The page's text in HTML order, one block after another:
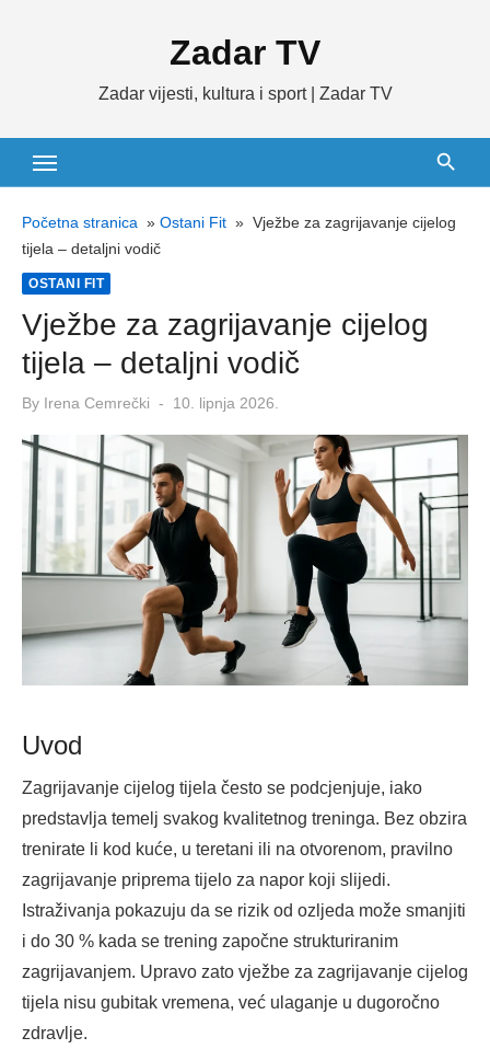
Zadar TV
Zadar vijesti, kultura i sport | Zadar TV
Početna stranica » Ostani Fit » Vježbe za zagrijavanje cijelog
tijela – detaljni vodič
OSTANI FIT
Vježbe za zagrijavanje cijelog
tijela – detaljni vodič
By Irena Cemrečki
Posted
10. lipnja 2026.
Uvod
Zagrijavanje cijelog tijela često se podcjenjuje, iako
predstavlja temelj svakog kvalitetnog treninga. Bez obzira
trenirate li kod kuće, u teretani ili na otvorenom, pravilno
zagrijavanje priprema tijelo za napor koji slijedi.
Istraživanja pokazuju da se rizik od ozljeda može smanjiti
i do 30 % kada se trening započne strukturiranim
zagrijavanjem. Upravo zato vježbe za zagrijavanje cijelog
tijela nisu gubitak vremena, već ulaganje u dugoročno
zdravlje.